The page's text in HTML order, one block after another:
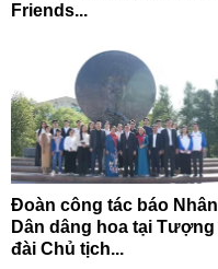
Friends...
Đoàn công tác báo Nhân
Dân dâng hoa tại Tượng
đài Chủ tịch...